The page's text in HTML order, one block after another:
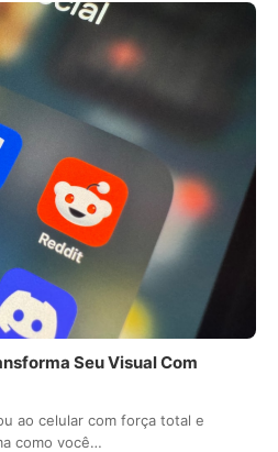
Seu Visual Com
ao celular com força total e
como você…